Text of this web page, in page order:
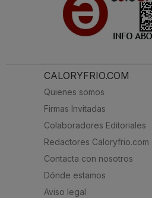
CALORYFRIO.COM
Quienes somos
Firmas Invitadas
Colaboradores Editoriales
Redactores Caloryfrio.com
Contacta con nosotros
Dónde estamos
Aviso legal